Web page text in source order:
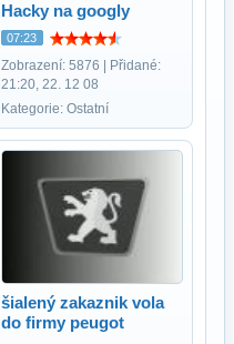
Hacky na googly
07:23
Zobrazení: 5876 | Přidané:
21:20, 22. 12 08
Kategorie: Ostatní
šialený zakaznik vola
do firmy peugot